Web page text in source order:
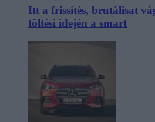
Itt a frissítés, brutálisat
töltési idején a smart